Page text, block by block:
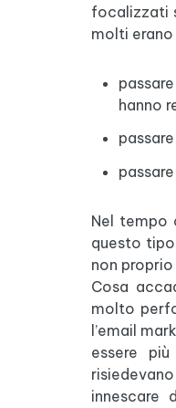
focalizzati
molti
hanno
Nel tempo
questo
non
Cosa
molto
l’email
essere
innescare